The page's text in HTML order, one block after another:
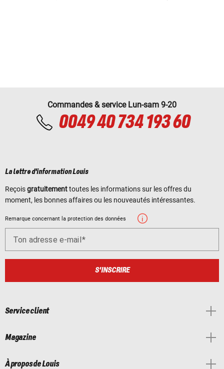
Commandes & service Lun-sam 9-20
0049 40 734 193 60
La lettre d'information Louis
Reçoisgratuitementtoutes les informations sur les offres du
moment, les bonnes affaires ou les nouveautés intéressantes.
Remarque concernant la protection des données
Ton adresse e-mail
S'INSCRIRE
Service client
Magazine
À propos de Louis